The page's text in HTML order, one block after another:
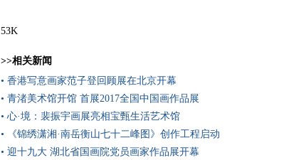
53K
>>相关新闻
• 香港写意画家范子登回顾展在北京开幕
• 青渚美术馆开馆 首展2017全国中国画作品展
• 心·境：裴振宇画展亮相宝甄生活艺术馆
• 《锦绣潇湘·南岳衡山七十二峰图》创作工程启动
• 迎十九大 湖北省国画院党员画家作品展开幕